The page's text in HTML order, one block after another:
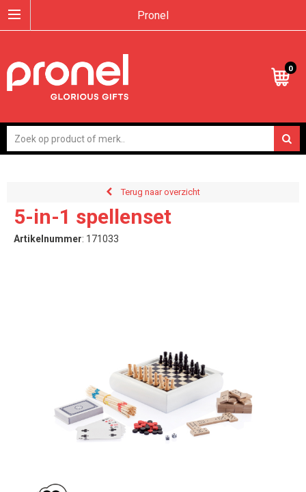
Pronel
0
Terug naar overzicht
5-in-1 spellenset
Artikelnummer: 171033